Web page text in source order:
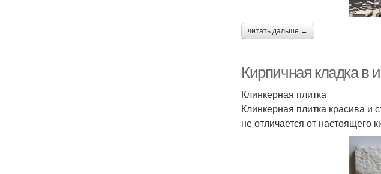
читать дальше →
Кирпичная кладка в
Клинкерная плитка
Клинкерная плитка красива и
не отличается от настоящего